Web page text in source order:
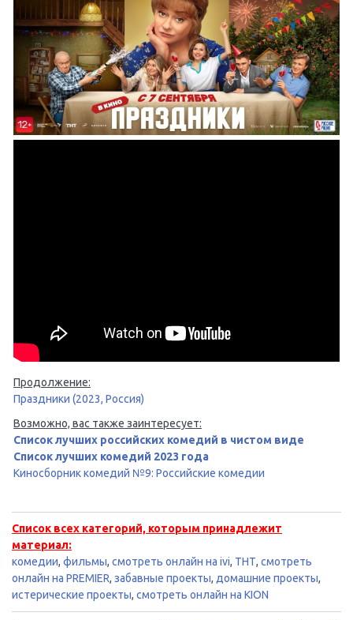
Продолжение:
Праздники (2023, Россия)
Возможно, вас также заинтересует:
Список лучших российских комедий в чистом виде
Список лучших комедий 2023 года
Киносборник комедий №9: Российские комедии
Список всех категорий, которым принадлежит
материал:
комедии, фильмы, смотреть онлайн на ivi, ТНТ, смотреть
онлайн на PREMIER, забавные проекты, домашние проекты,
истерические проекты, смотреть онлайн на KION